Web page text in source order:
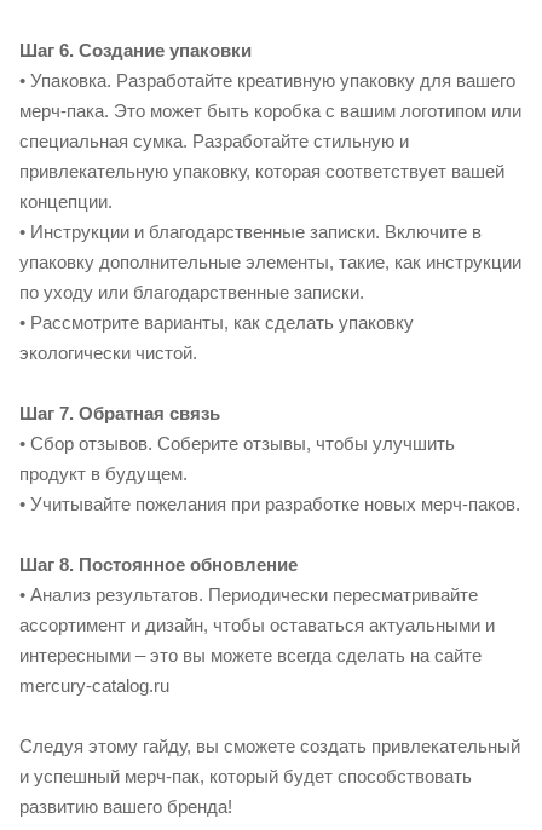
Шаг 6. Создание упаковки
• Упаковка. Разработайте креативную упаковку для вашего
мерч-пака. Это может быть коробка с вашим логотипом или
специальная сумка. Разработайте стильную и
привлекательную упаковку, которая соответствует вашей
концепции.
• Инструкции и благодарственные записки. Включите в
упаковку дополнительные элементы, такие, как инструкции
по уходу или благодарственные записки.
• Рассмотрите варианты, как сделать упаковку
экологически чистой.
Шаг 7. Обратная связь
• Сбор отзывов. Соберите отзывы, чтобы улучшить
продукт в будущем.
• Учитывайте пожелания при разработке новых мерч-паков.
Шаг 8. Постоянное обновление
• Анализ результатов. Периодически пересматривайте
ассортимент и дизайн, чтобы оставаться актуальными и
интересными – это вы можете всегда сделать на сайте
mercury-catalog.ru
Следуя этому гайду, вы сможете создать привлекательный
и успешный мерч-пак, который будет способствовать
развитию вашего бренда!